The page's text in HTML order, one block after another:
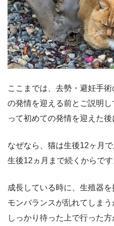
ここまでは、去勢・避妊手
の発情を迎える前とご説明
って初めての発情を迎えた後
なぜなら、猫は生後12ヶ月
生後12ヵ月まで続くからです
成長している時に、生殖器
モンバランスが乱れてしま
しっかり待った上で行った